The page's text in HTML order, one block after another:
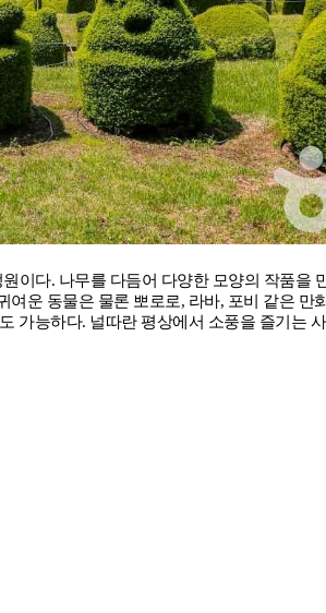
이다. 나무를 다듬어 다양한 모양의 작품을
운 동물은 물론 뽀로로, 라바, 포비 같은 만
가능하다. 널따란 평상에서 소풍을 즐기는